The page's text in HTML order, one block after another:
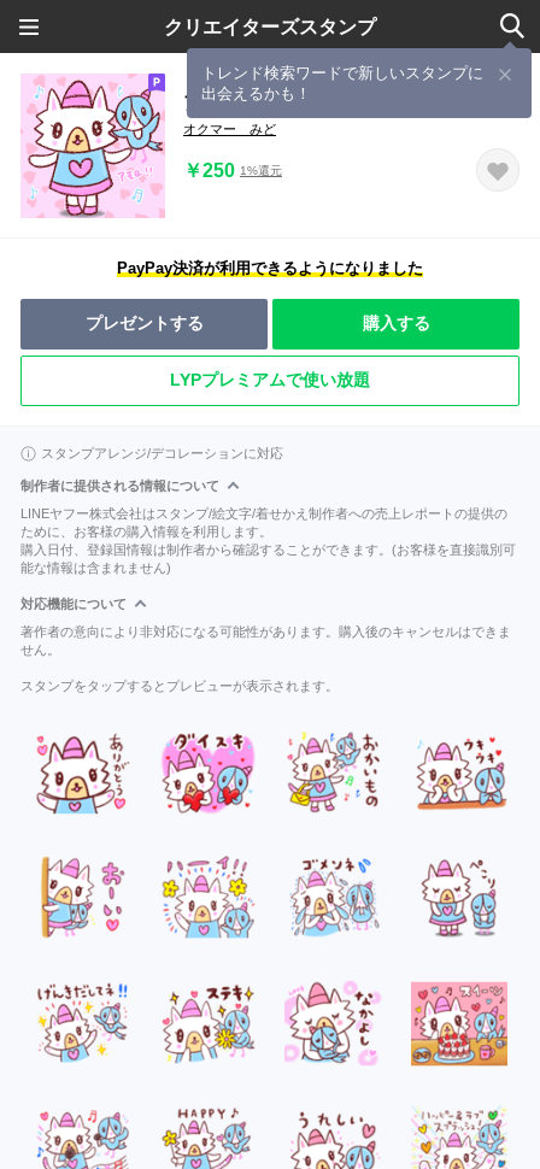
クリエイターズスタンプ
トレンド検索ワードで新しいスタンプに
出会えるかも！
アモちゃんとアッくん
オクマー みど
￥250 1%還元
PayPay決済が利用できるようになりました
プレゼントする 購入する
LYPプレミアムで使い放題
スタンプアレンジ/デコレーションに対応
制作者に提供される情報について
LINEヤフー株式会社はスタンプ/絵文字/着せかえ制作者への売上レポートの提供の
ために、お客様の購入情報を利用します。
購入日付、登録国情報は制作者から確認することができます。(お客様を直接識別可
能な情報は含まれません)
対応機能について
著作者の意向により非対応になる可能性があります。購入後のキャンセルはできま
せん。
スタンプをタップするとプレビューが表示されます。